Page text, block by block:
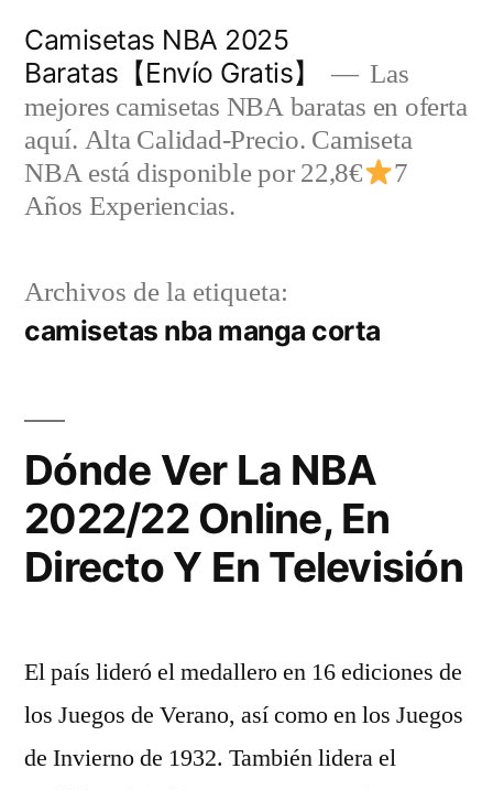
contenido
Camisetas NBA 2025
Baratas【Envío Gratis】
Las
mejores camisetas NBA baratas en oferta
aquí. Alta Calidad-Precio. Camiseta
NBA está disponible por 22,8€
7
Años Experiencias.
Archivos de la etiqueta:
camisetas nba manga corta
Dónde Ver La NBA
2022/22 Online, En
Directo Y En Televisión
El país lideró el medallero en 16 ediciones de
los Juegos de Verano, así como en los Juegos
de Invierno de 1932. También lidera el